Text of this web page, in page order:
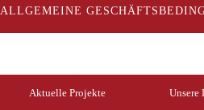
ALLGEMEINE
Аktuelle Projekte Unsere